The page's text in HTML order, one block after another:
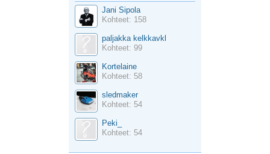
Jani Sipola
Kohteet: 158
paljakka kelkkavkl
Kohteet: 99
Kortelaine
Kohteet: 58
sledmaker
Kohteet: 54
Peki_
Kohteet: 54